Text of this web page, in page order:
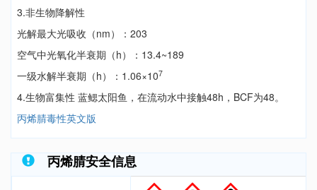
3.非生物降解性
光解最大光吸收（nm）：203
空气中光氧化半衰期（h）：13.4~189
一级水解半衰期（h）：1.06×107
4.生物富集性 蓝鳃太阳鱼，在流动水中接触48h，BCF为48。
丙烯腈毒性英文版
丙烯腈安全信息